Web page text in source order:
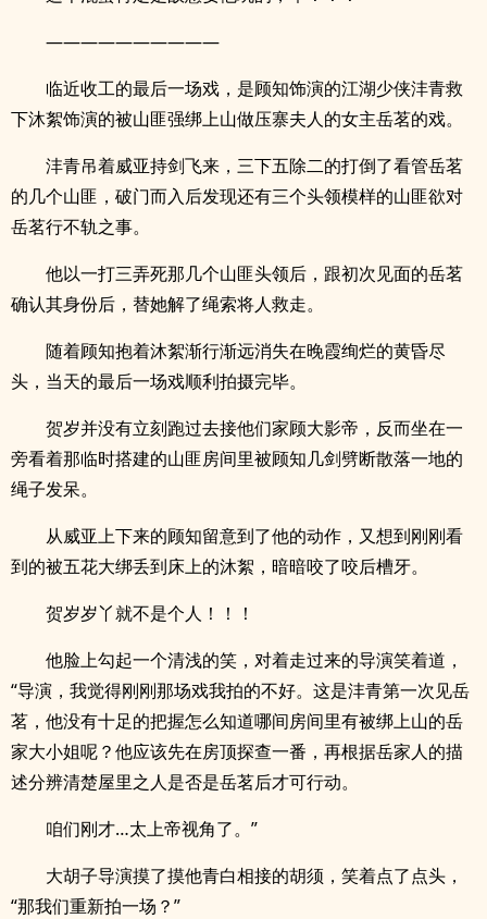
——————————
临近收工的最后一场戏，是顾知饰演的江湖少侠沣青救
下沐絮饰演的被山匪强绑上山做压寨夫人的女主岳茗的戏。
沣青吊着威亚持剑飞来，三下五除二的打倒了看管岳茗
的几个山匪，破门而入后发现还有三个头领模样的山匪欲对
岳茗行不轨之事。
他以一打三弄死那几个山匪头领后，跟初次见面的岳茗
确认其身份后，替她解了绳索将人救走。
随着顾知抱着沐絮渐行渐远消失在晚霞绚烂的黄昏尽
头，当天的最后一场戏顺利拍摄完毕。
贺岁并没有立刻跑过去接他们家顾大影帝，反而坐在一
旁看着那临时搭建的山匪房间里被顾知几剑劈断散落一地的
绳子发呆。
从威亚上下来的顾知留意到了他的动作，又想到刚刚看
到的被五花大绑丢到床上的沐絮，暗暗咬了咬后槽牙。
贺岁岁丫就不是个人！！！
他脸上勾起一个清浅的笑，对着走过来的导演笑着道，
“导演，我觉得刚刚那场戏我拍的不好。这是沣青第一次见岳
茗，他没有十足的把握怎么知道哪间房间里有被绑上山的岳
家大小姐呢？他应该先在房顶探查一番，再根据岳家人的描
述分辨清楚屋里之人是否是岳茗后才可行动。
咱们刚才…太上帝视角了。”
大胡子导演摸了摸他青白相接的胡须，笑着点了点头，
“那我们重新拍一场？”